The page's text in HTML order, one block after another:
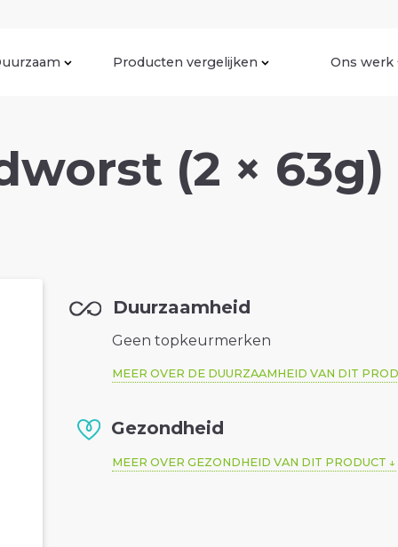
Producten vergelijken Ons werk
(2 × 63g)
Duurzaamheid
Geen topkeurmerken
MEER OVER DE DUURZAAMHEID VAN DIT
Gezondheid
MEER OVER GEZONDHEID VAN DIT PRODUCT